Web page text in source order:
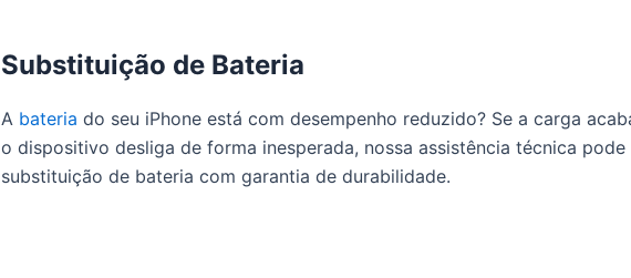
Substituição de Bateria
A bateria do seu iPhone está com desempenho reduzido? Se a carga
o dispositivo desliga de forma inesperada, nossa assistência técnica pode
substituição de bateria com garantia de durabilidade.